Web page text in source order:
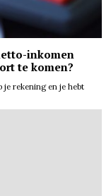
inkomen
te komen?
je rekening en je hebt